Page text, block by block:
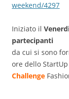
weekend/4297
Iniziato il
partecipanti
da cui si sono
ore dello
Challenge